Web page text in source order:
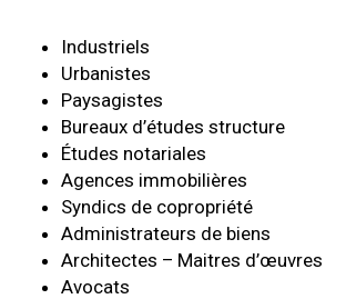
Industriels
Urbanistes
Paysagistes
Bureaux d’études structure
Études notariales
Agences immobilières
Syndics de copropriété
Administrateurs de biens
Architectes – Maitres d’œuvres
Avocats